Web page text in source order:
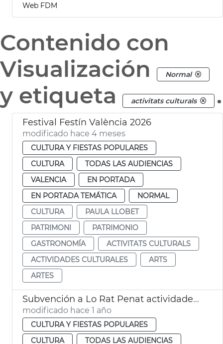
Web FDM
Contenido con
Visualización
Normal
y etiqueta activitats culturals .
Festival Festín València 2026
modificado hace 4 meses
CULTURA Y FIESTAS POPULARES
CULTURA
TODAS LAS AUDIENCIAS
VALENCIA
EN PORTADA
EN PORTADA TEMÁTICA
NORMAL
CULTURA
PAULA LLOBET
PATRIMONI
PATRIMONIO
GASTRONOMÍA
ACTIVITATS CULTURALS
ACTIVIDADES CULTURALES
ARTS
ARTES
Subvención a Lo Rat Penat actividades cualturales
modificado hace 1 año
CULTURA Y FIESTAS POPULARES
CULTURA
TODAS LAS AUDIENCIAS